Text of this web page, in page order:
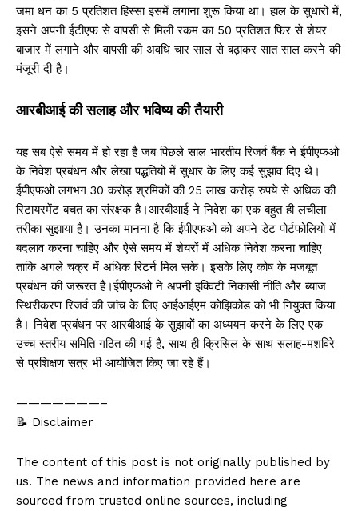
जमा धन का 5 प्रतिशत हिस्सा इसमें लगाना शुरू किया था। हाल के सुधारों में,
इसने अपनी ईटीएफ से वापसी से मिली रकम का 50 प्रतिशत फिर से शेयर
बाजार में लगाने और वापसी की अवधि चार साल से बढ़ाकर सात साल करने की
मंजूरी दी है।
आरबीआई की सलाह और भविष्य की तैयारी
यह सब ऐसे समय में हो रहा है जब पिछले साल भारतीय रिजर्व बैंक ने ईपीएफओ
के निवेश प्रबंधन और लेखा पद्धतियों में सुधार के लिए कई सुझाव दिए थे।
ईपीएफओ लगभग 30 करोड़ श्रमिकों की 25 लाख करोड़ रुपये से अधिक की
रिटायरमेंट बचत का संरक्षक है।आरबीआई ने निवेश का एक बहुत ही लचीला
तरीका सुझाया है। उनका मानना है कि ईपीएफओ को अपने डेट पोर्टफोलियो में
बदलाव करना चाहिए और ऐसे समय में शेयरों में अधिक निवेश करना चाहिए
ताकि अगले चक्र में अधिक रिटर्न मिल सके। इसके लिए कोष के मजबूत
प्रबंधन की जरूरत है।ईपीएफओ ने अपनी इक्विटी निकासी नीति और ब्याज
स्थिरीकरण रिजर्व की जांच के लिए आईआईएम कोझिकोड को भी नियुक्त किया
है। निवेश प्रबंधन पर आरबीआई के सुझावों का अध्ययन करने के लिए एक
उच्च स्तरीय समिति गठित की गई है, साथ ही क्रिसिल के साथ सलाह-मशविरे
से प्रशिक्षण सत्र भी आयोजित किए जा रहे हैं।
———————–
📝 Disclaimer
The content of this post is not originally published by
us. The news and information provided here are
sourced from trusted online sources, including